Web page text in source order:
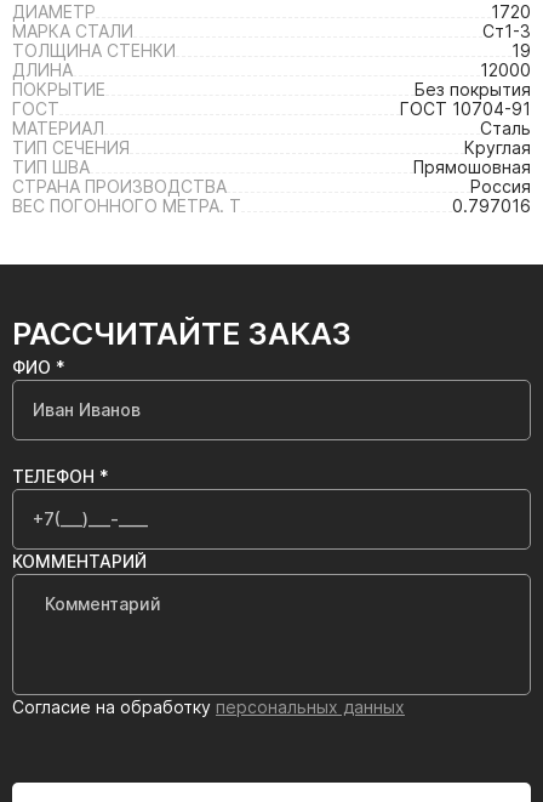
ДИАМЕТР
1720
МАРКА СТАЛИ
Ст1-3
ТОЛЩИНА СТЕНКИ
19
ДЛИНА
12000
ПОКРЫТИЕ
Без покрытия
ГОСТ
ГОСТ 10704-91
МАТЕРИАЛ
Сталь
ТИП СЕЧЕНИЯ
Круглая
ТИП ШВА
Прямошовная
СТРАНА ПРОИЗВОДСТВА
Россия
ВЕС ПОГОННОГО МЕТРА. Т
0.797016
РАССЧИТАЙТЕ ЗАКАЗ
ФИО *
ТЕЛЕФОН *
КОММЕНТАРИЙ
Согласие на обработку персональных данных